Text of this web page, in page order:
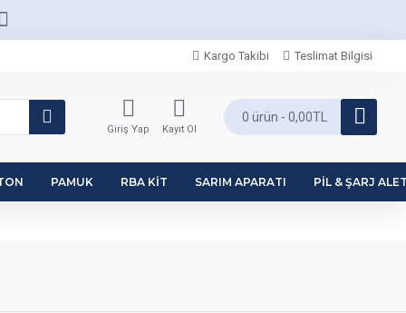
Kargo Takibi Teslimat Bilgisi
Giriş Yap Kayıt Ol
0 ürün - 0,00TL
PAMUK RBA KIT SARIM APARATI PIL & ŞARJ